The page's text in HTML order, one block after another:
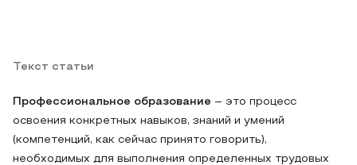
Текст статьи
Профессиональное образование – это процесс
освоения конкретных навыков, знаний и умений
(компетенций, как сейчас принято говорить),
необходимых для выполнения определенных трудовых